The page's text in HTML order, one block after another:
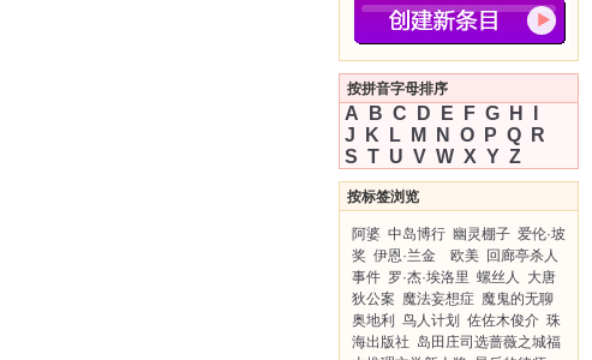
按拼音字母排序
A B C D E F G H
J
K L M N O P Q
R
S T U V W X Y Z
按标签浏览
阿婆 中岛博行 幽灵棚子 爱伦·坡
奖 伊恩·兰金 欧美 回廊亭杀人
事件 罗·杰·埃洛里 螺丝人
大唐
狄公案 魔法妄想症 魔鬼的无聊
奥地利
鸟人计划 佐佐木俊介 珠
海出版社 岛田庄司选蔷薇之城福